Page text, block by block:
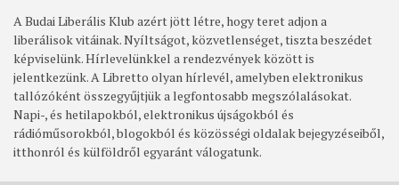
A Budai Liberális Klub azért jött létre, hogy teret adjon a
liberálisok vitáinak. Nyíltságot, közvetlenséget, tiszta beszédet
képviselünk. Hírlevelünkkel a rendezvények között is
jelentkezünk. A Libretto olyan hírlevél, amelyben elektronikus
tallózóként összegyűjtjük a legfontosabb megszólalásokat.
Napi-, és hetilapokból, elektronikus újságokból és
rádióműsorokból, blogokból és közösségi oldalak bejegyzéseiből,
itthonról és külföldről egyaránt válogatunk.